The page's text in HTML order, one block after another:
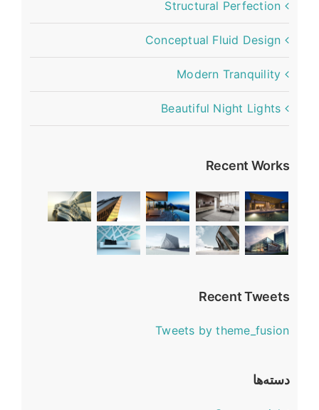
Structural Perfection
Conceptual Fluid Design
Modern Tranquility
Beautiful Night Lights
Recent Works
Recent Tweets
Tweets by theme_fusion
دسته‌ها